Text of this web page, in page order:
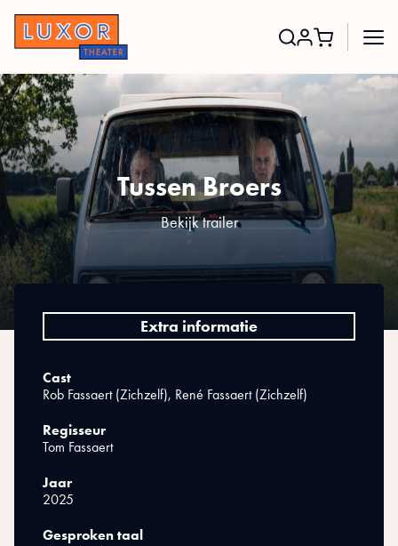
for:
Tussen Broers
Bekijk trailer
Extra informatie
Cast
Rob Fassaert (Zichzelf), René Fassaert (Zichzelf)
Regisseur
Tom Fassaert
Jaar
2025
Gesproken taal